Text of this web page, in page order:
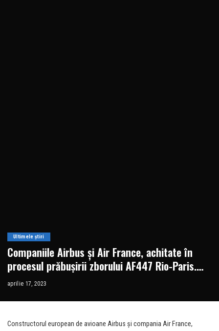
Ultimele știri
Companiile Airbus şi Air France, achitate în
procesul prăbuşirii zborului AF447 Rio-Paris.
228 morți
aprilie 17, 2023
Constructorul european de avioane Airbus şi compania Air France,